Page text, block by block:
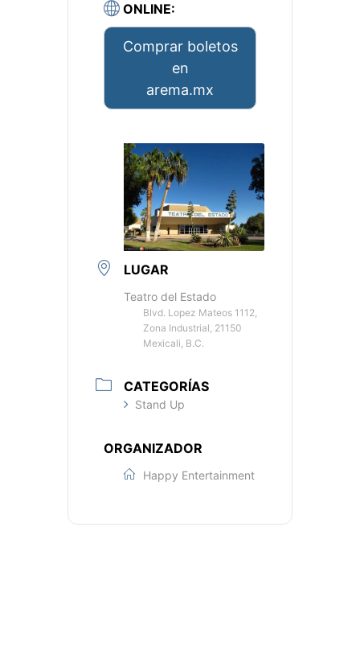
ONLINE:
Comprar boletos
en
arema.mx
LUGAR
Teatro del Estado
Blvd. Lopez Mateos 1112,
Zona Industrial, 21150
Mexicali, B.C.
CATEGORÍAS
Stand Up
ORGANIZADOR
Happy Entertainment